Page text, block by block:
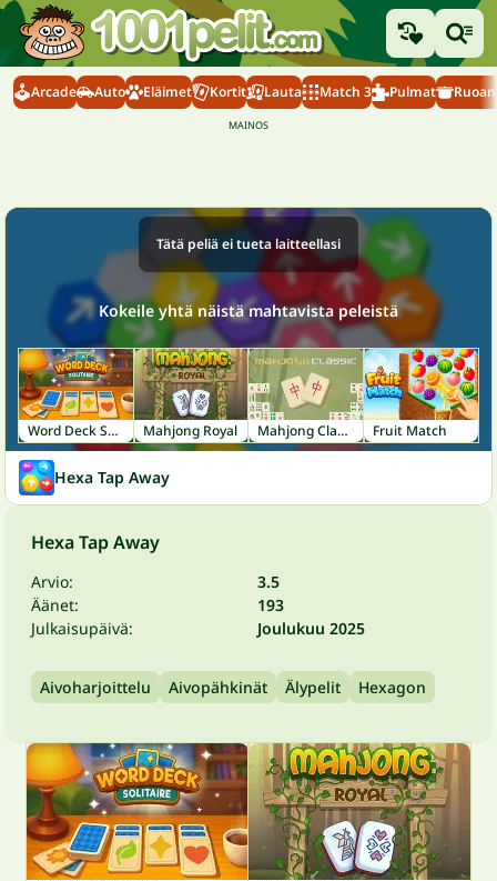
Arcade Auto Eläimet Kortit Lauta Match 3 Pulmat
Tätä peliä ei tueta laitteellasi
Kokeile yhtä näistä mahtavista peleistä
Word Deck Solitaire Mahjong Royal Mahjong Classic Fruit Match
Hexa Tap Away
Hexa Tap Away
Arvio:
3.5
Äänet:
193
Julkaisupäivä:
Joulukuu 2025
Aivoharjoittelu Aivopähkinät Älypelit Hexagon